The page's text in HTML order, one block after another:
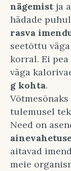
nägemist ja
hädade
rasva
seetõttu
korral. Ei
väga
g kohta.
tulemusel
Need on
aitavad
meie